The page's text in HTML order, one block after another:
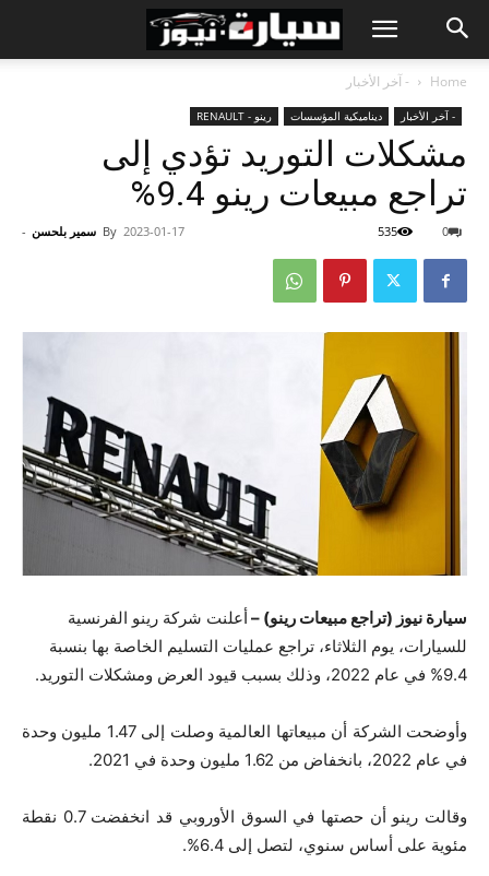
Home - آخر الأخبار
- آخر الأخبار ديناميكية المؤسسات رينو - RENAULT
مشكلات التوريد تؤدي إلى
تراجع مبيعات رينو 9.4%
By سمير بلحسن - 2023-01-17 0
535
سيارة نيوز (تراجع مبيعات رينو) –أعلنت شركة رينو الفرنسية
للسيارات، يوم الثلاثاء، تراجع عمليات التسليم الخاصة بها بنسبة
9.4% في عام 2022، وذلك بسبب قيود العرض ومشكلات التوريد.
وأوضحت الشركة أن مبيعاتها العالمية وصلت إلى 1.47 مليون وحدة
في عام 2022، بانخفاض من 1.62 مليون وحدة في 2021.
وقالت رينو أن حصتها في السوق الأوروبي قد انخفضت 0.7 نقطة
مئوية على أساس سنوي، لتصل إلى 6.4%.